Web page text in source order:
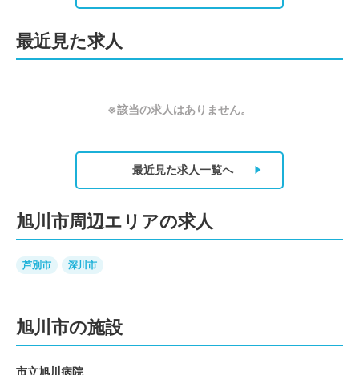
最近見た求人
※該当の求人はありません。
最近見た求人一覧へ
旭川市周辺エリアの求人
芦別市 深川市
旭川市の施設
市立旭川病院